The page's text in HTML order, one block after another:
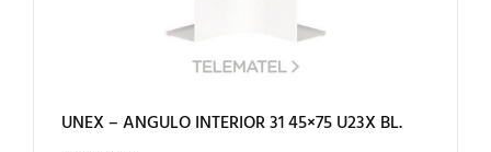
UNEX – ANGULO INTERIOR 31 45×75 U23X BL.